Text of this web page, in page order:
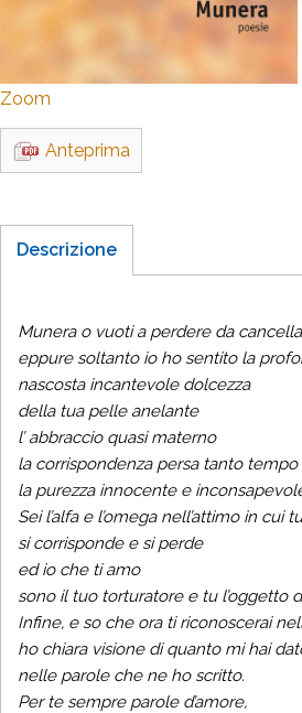
Zoom
Anteprima
Descrizione
Munera o vuoti a perdere da
eppure soltanto io ho sentito la
nascosta incantevole dolcezza
della tua pelle anelante
l’ abbraccio quasi materno
la corrispondenza persa tanto tempo
la purezza innocente e
Sei l’alfa e l’omega nell’attimo in cui
si corrisponde e si perde
ed io che ti amo
sono il tuo torturatore e tu l’oggetto
Infine, e so che ora ti riconoscerai
ho chiara visione di quanto mi hai
nelle parole che ne ho scritto.
Per te sempre parole d’amore,